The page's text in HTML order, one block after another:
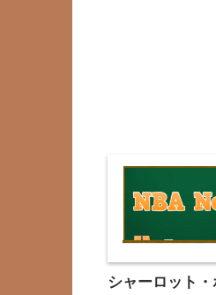
シャーロット